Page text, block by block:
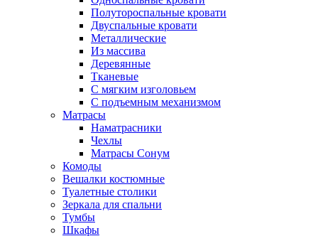
Полутороспальные кровати
Двуспальные кровати
Металлические
Из массива
Деревянные
Тканевые
С мягким изголовьем
С подъемным механизмом
Матрасы
Наматрасники
Чехлы
Матрасы Сонум
Комоды
Вешалки костюмные
Туалетные столики
Зеркала для спальни
Тумбы
Шкафы